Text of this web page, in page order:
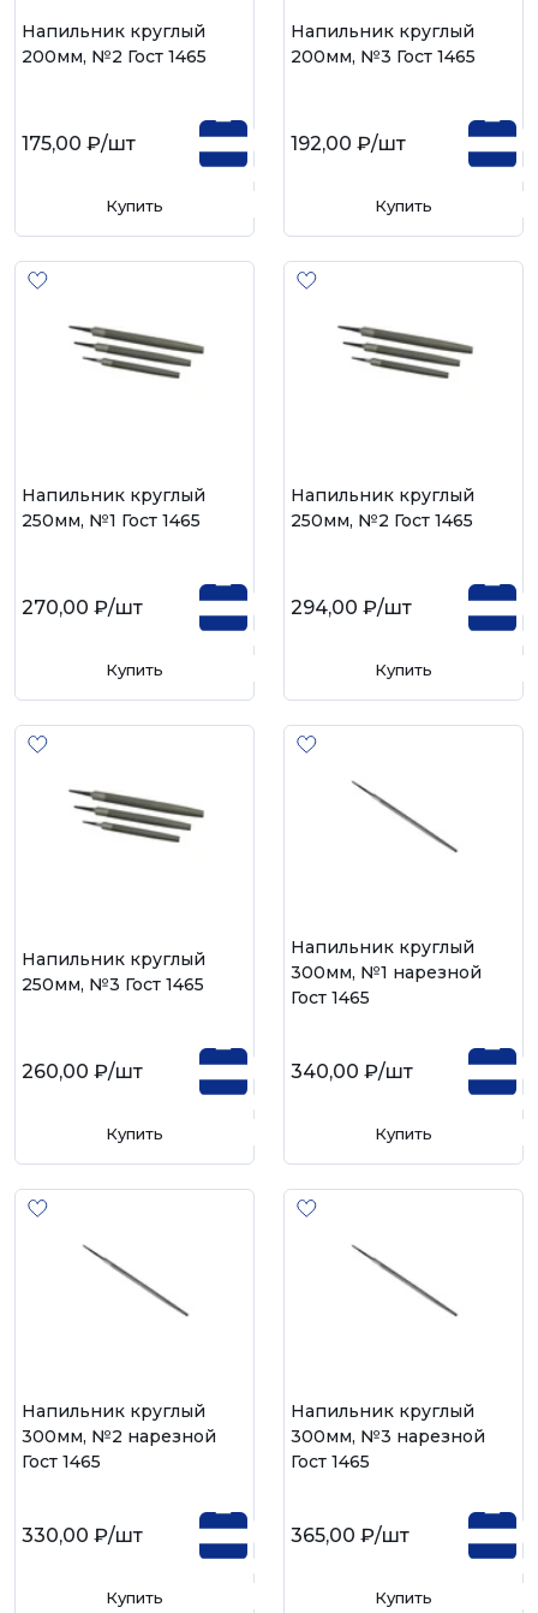
Напильник круглый
200мм, №2 Гост 1465
175,00 ₽/шт
Купить
Напильник круглый
200мм, №3 Гост 1465
192,00 ₽/шт
Купить
Напильник круглый
250мм, №1 Гост 1465
270,00 ₽/шт
Купить
Напильник круглый
250мм, №2 Гост 1465
294,00 ₽/шт
Купить
Напильник круглый
250мм, №3 Гост 1465
260,00 ₽/шт
Купить
Напильник круглый
300мм, №1 нарезной
Гост 1465
340,00 ₽/шт
Купить
Напильник круглый
300мм, №2 нарезной
Гост 1465
330,00 ₽/шт
Купить
Напильник круглый
300мм, №3 нарезной
Гост 1465
365,00 ₽/шт
Купить